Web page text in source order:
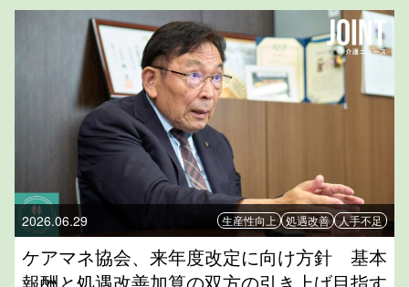
2026.06.29 生産性向上 処遇改善 人手不足
ケアマネ協会、来年度改定に向け方針 基本